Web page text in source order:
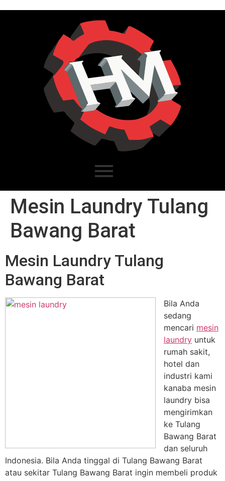
Mesin Laundry Tulang
Bawang Barat
Mesin Laundry Tulang
Bawang Barat
Bila Anda
sedang
mencari mesin
laundry untuk
rumah sakit,
hotel dan
industri kami
kanaba mesin
laundry bisa
mengirimkan
ke Tulang
Bawang Barat
dan seluruh
Indonesia. Bila Anda tinggal di Tulang Bawang Barat
atau sekitar Tulang Bawang Barat ingin membeli produk